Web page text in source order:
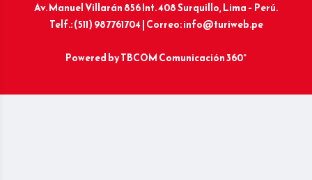
Av. Manuel Villarán 856 Int. 408 Surquillo, Lima – Perú.
Telf.: (511) 987761704 | Correo: info@turiweb.pe
Powered byTBCOM Comunicación 360°